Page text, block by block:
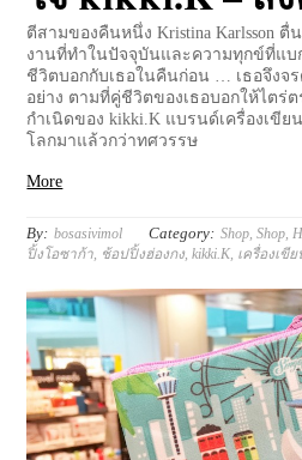
ตีสามของคืนหนึ่ง Kristina Karlsson
งานที่ทำในปัจจุบันและความทุกข์ที่แ
ชีวิตบอกกับเธอในคืนก่อน … เธอจึงจ
อย่าง ตามที่คู่ชีวิตของเธอบอกให้ไตร่
กำเนิดของ kikki.K แบรนด์เครื่องเขีย
โลกมาแล้วกว่าทศวรรษ
More
By: bosasivimol Category: Shop,Shop,
ปิ้งโอซาก้า, ช้อปปิ้งฮ่องกง,kikki.K, เครื่องเขีย